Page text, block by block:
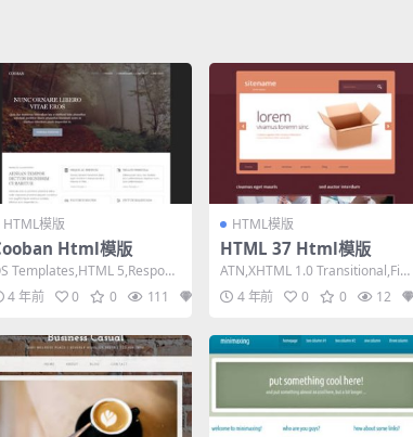
HTML模版
Html模版
Templates,HTML 5,Respons
3 Column...
4 年前 0 0 111
HTML模版
HTML 37 Html模版
ATN,XHTML 1.0 Transitional,Fix
ed Width, ...
4 年前 0 0 12